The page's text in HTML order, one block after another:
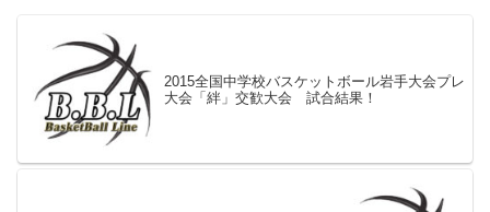
2015全国中学校バスケットボール岩手大会プレ
大会「絆」交歓大会 試合結果！